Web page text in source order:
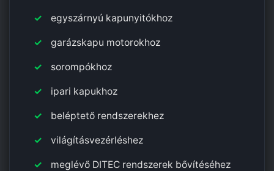
egyszárnyú kapunyitókhoz
garázskapu motorokhoz
sorompókhoz
ipari kapukhoz
beléptető rendszerekhez
világításvezérléshez
meglévő DITEC rendszerek bővítéséhez